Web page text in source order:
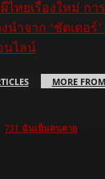
ไทยเรื่องใหม่ ก
นำจาก ‘ชัตเตอร์
นไลน์
MORE
731 ฉันเห็นคนตาย